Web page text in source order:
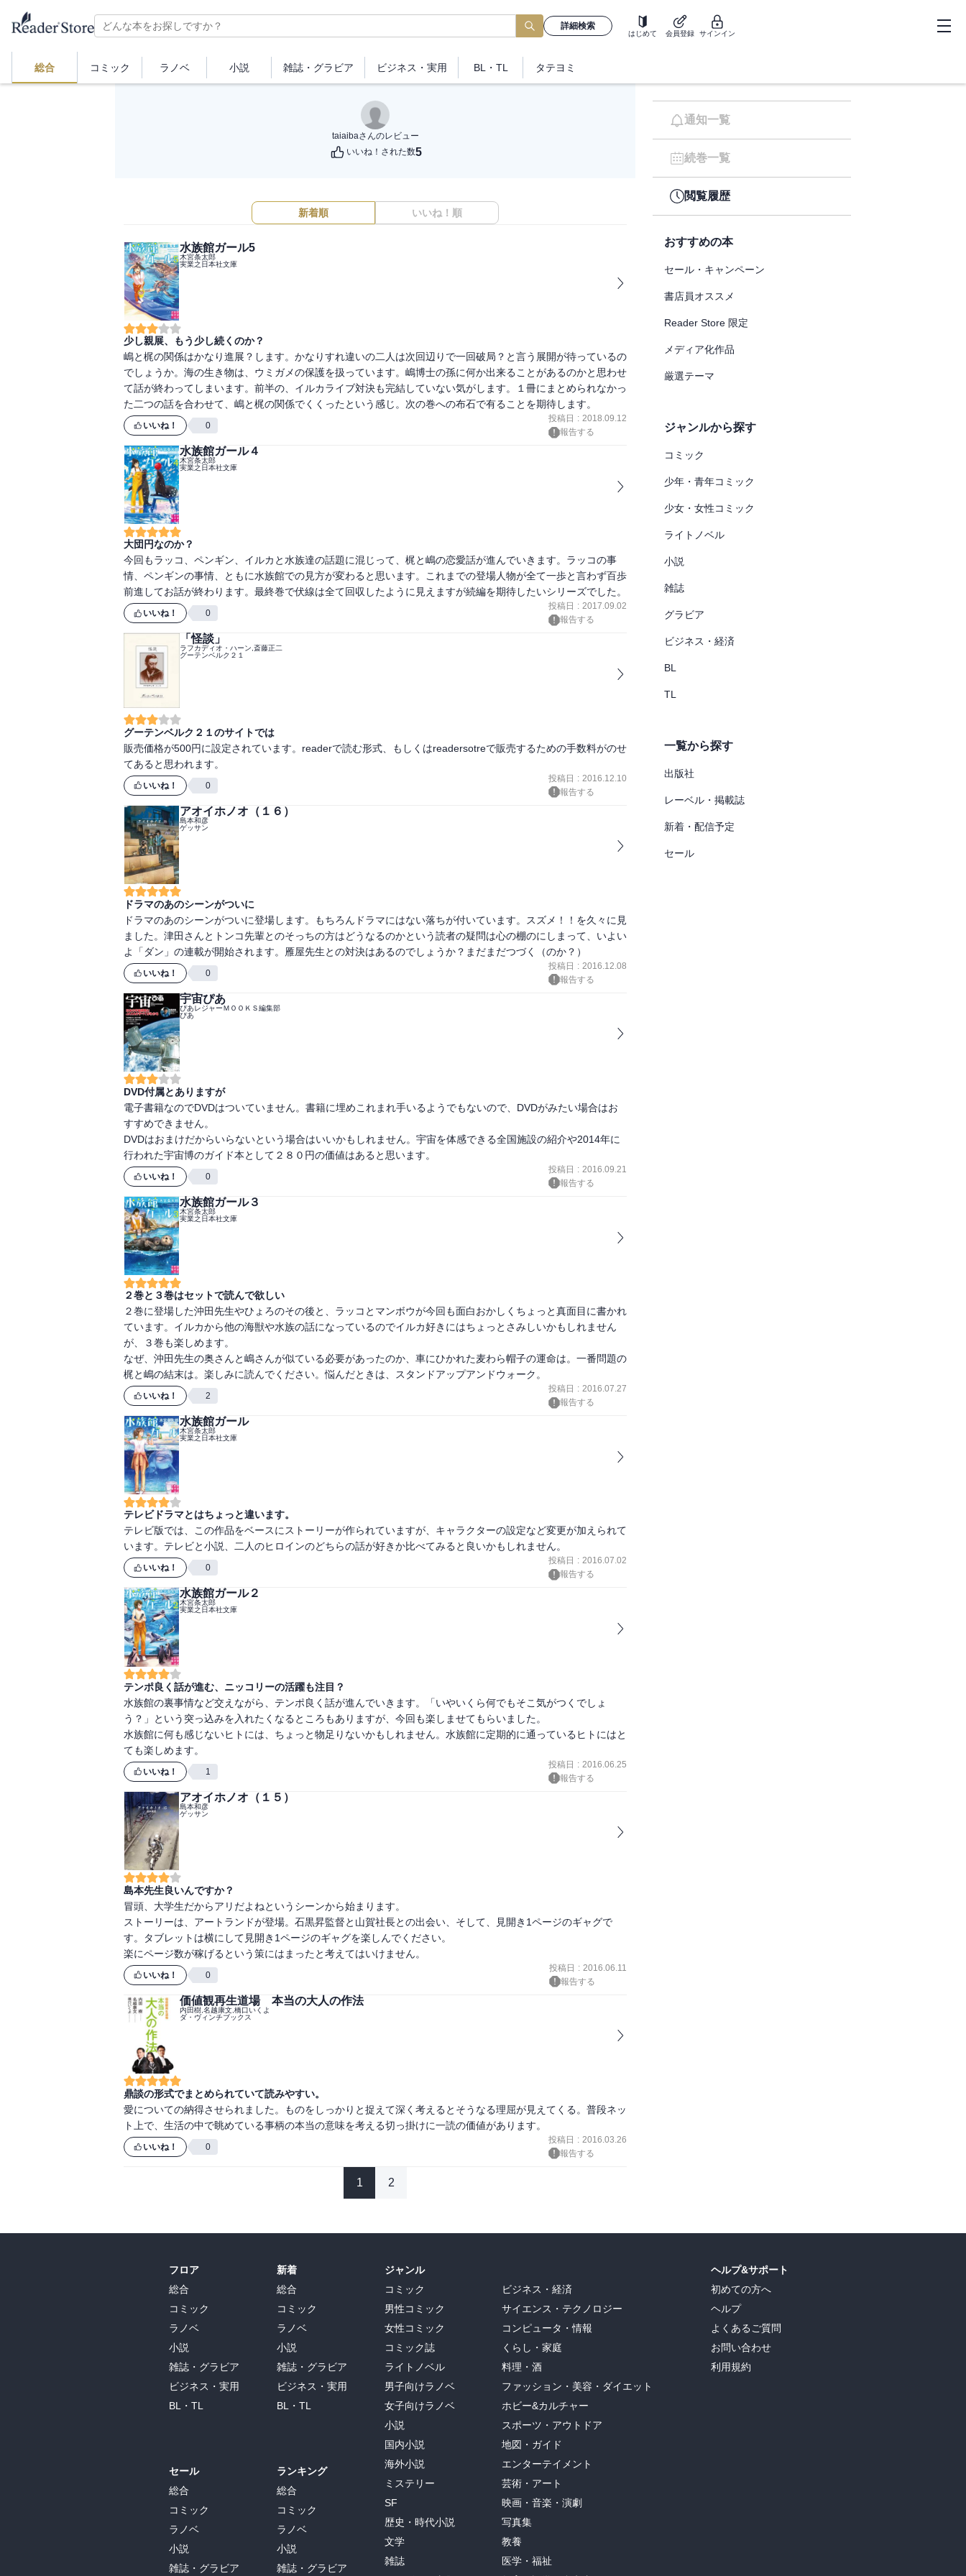
詳細検索
はじめて 会員登録 サインイン
総合 コミック ラノベ 小説 雑誌・ グラビア ビジネス ・実用 BL・TL タテヨミ
taiaibaさんのレビュー
いいね！された数5
新着順 いいね！順
水族館ガール5
木宮条太郎
実業之日本社文庫
少し親展、もう少し続くのか？
嶋と梶の関係はかなり進展？します。かなりすれ違いの二人は次回辺りで一回破局？と言う展開が待っているの
でしょうか。海の生き物は、ウミガメの保護を扱っています。嶋博士の孫に何か出来ることがあるのかと思わせ
て話が終わってしまいます。前半の、イルカライブ対決も完結していない気がします。１冊にまとめられなかっ
た二つの話を合わせて、嶋と梶の関係でくくったという感じ。次の巻への布石で有ることを期待します。
いいね！ 0
投稿日 : 2018.09.12
報告する
水族館ガール４
木宮条太郎
実業之日本社文庫
大団円なのか？
今回もラッコ、ペンギン、イルカと水族達の話題に混じって、梶と嶋の恋愛話が進んでいきます。ラッコの事
情、ペンギンの事情、ともに水族館での見方が変わると思います。これまでの登場人物が全て一歩と言わず百歩
前進してお話が終わります。最終巻で伏線は全て回収したように見えますが続編を期待したいシリーズでした。
いいね！ 0
投稿日 : 2017.09.02
報告する
「怪談」
ラフカディオ・ハーン,斎藤正二
グーテンベルク２１
グーテンベルク２１のサイトでは
販売価格が500円に設定されています。readerで読む形式、もしくはreadersotreで販売するための手数料がのせ
てあると思われます。
いいね！ 0
投稿日 : 2016.12.10
報告する
アオイホノオ（１６）
島本和彦
ゲッサン
ドラマのあのシーンがついに
ドラマのあのシーンがついに登場します。もちろんドラマにはない落ちが付いています。スズメ！！を久々に見
ました。津田さんとトンコ先輩とのそっちの方はどうなるのかという読者の疑問は心の棚のにしまって、いよい
よ「ダン」の連載が開始されます。雁屋先生との対決はあるのでしょうか？まだまだつづく（のか？）
いいね！ 0
投稿日 : 2016.12.08
報告する
宇宙ぴあ
ぴあレジャーＭＯＯＫＳ編集部
ぴあ
DVD付属とありますが
電子書籍なのでDVDはついていません。書籍に埋めこれまれ手いるようでもないので、DVDがみたい場合はお
すすめできません。
DVDはおまけだからいらないという場合はいいかもしれません。宇宙を体感できる全国施設の紹介や2014年に
行われた宇宙博のガイド本として２８０円の価値はあると思います。
いいね！ 0
投稿日 : 2016.09.21
報告する
水族館ガール３
木宮条太郎
実業之日本社文庫
２巻と３巻はセットで読んで欲しい
２巻に登場した沖田先生やひょろのその後と、ラッコとマンボウが今回も面白おかしくちょっと真面目に書かれ
ています。イルカから他の海獣や水族の話になっているのでイルカ好きにはちょっとさみしいかもしれません
が、３巻も楽しめます。
なぜ、沖田先生の奥さんと嶋さんが似ている必要があったのか、車にひかれた麦わら帽子の運命は。一番問題の
梶と嶋の結末は。楽しみに読んでください。悩んだときは、スタンドアップアンドウォーク。
いいね！ 2
投稿日 : 2016.07.27
報告する
水族館ガール
木宮条太郎
実業之日本社文庫
テレビドラマとはちょっと違います。
テレビ版では、この作品をベースにストーリーが作られていますが、キャラクターの設定など変更が加えられて
います。テレビと小説、二人のヒロインのどちらの話が好きか比べてみると良いかもしれません。
いいね！ 0
投稿日 : 2016.07.02
報告する
水族館ガール２
木宮条太郎
実業之日本社文庫
テンポ良く話が進む、ニッコリーの活躍も注目？
水族館の裏事情など交えながら、テンポ良く話が進んでいきます。「いやいくら何でもそこ気がつくでしょ
う？」という突っ込みを入れたくなるところもありますが、今回も楽しませてもらいました。
水族館に何も感じないヒトには、ちょっと物足りないかもしれません。水族館に定期的に通っているヒトにはと
ても楽しめます。
いいね！ 1
投稿日 : 2016.06.25
報告する
アオイホノオ（１５）
島本和彦
ゲッサン
島本先生良いんですか？
冒頭、大学生だからアリだよねというシーンから始まります。
ストーリーは、アートランドが登場。石黒昇監督と山賀社長との出会い、そして、見開き1ページのギャグで
す。タブレットは横にして見開き1ページのギャグを楽しんでください。
楽にページ数が稼げるという策にはまったと考えてはいけません。
いいね！ 0
投稿日 : 2016.06.11
報告する
価値観再生道場 本当の大人の作法
内田樹,名越康文,橋口いくよ
ダ・ヴィンチブックス
鼎談の形式でまとめられていて読みやすい。
愛についての納得させられました。ものをしっかりと捉えて深く考えるとそうなる理屈が見えてくる。普段ネッ
ト上で、生活の中で眺めている事柄の本当の意味を考える切っ掛けに一読の価値があります。
いいね！ 0
投稿日 : 2016.03.26
報告する
1 2
通知一覧
続巻一覧
閲覧履歴
おすすめの本
セール・キャンペーン
書店員オススメ
Reader Store 限定
メディア化作品
厳選テーマ
ジャンルから探す
コミック
少年・青年コミック
少女・女性コミック
ライトノベル
小説
雑誌
グラビア
ビジネス・経済
BL
TL
一覧から探す
出版社
レーベル・掲載誌
新着・配信予定
セール
フロア
総合
コミック
ラノベ
小説
雑誌・グラビア
ビジネス・実用
BL・TL
セール
総合
コミック
ラノベ
小説
雑誌・グラビア
新着
総合
コミック
ラノベ
小説
雑誌・グラビア
ビジネス・実用
BL・TL
ランキング
総合
コミック
ラノベ
小説
雑誌・グラビア
ジャンル
コミック
男性コミック
女性コミック
コミック誌
ライトノベル
男子向けラノベ
女子向けラノベ
小説
国内小説
海外小説
ミステリー
SF
歴史・時代小説
文学
雑誌
ビジネス・経済
サイエンス・テクノロジー
コンピュータ・情報
くらし・家庭
料理・酒
ファッション・美容・ダイエット
ホビー&カルチャー
スポーツ・アウトドア
地図・ガイド
エンターテイメント
芸術・アート
映画・音楽・演劇
写真集
教養
医学・福祉
ヘルプ&サポート
初めての方へ
ヘルプ
よくあるご質問
お問い合わせ
利用規約